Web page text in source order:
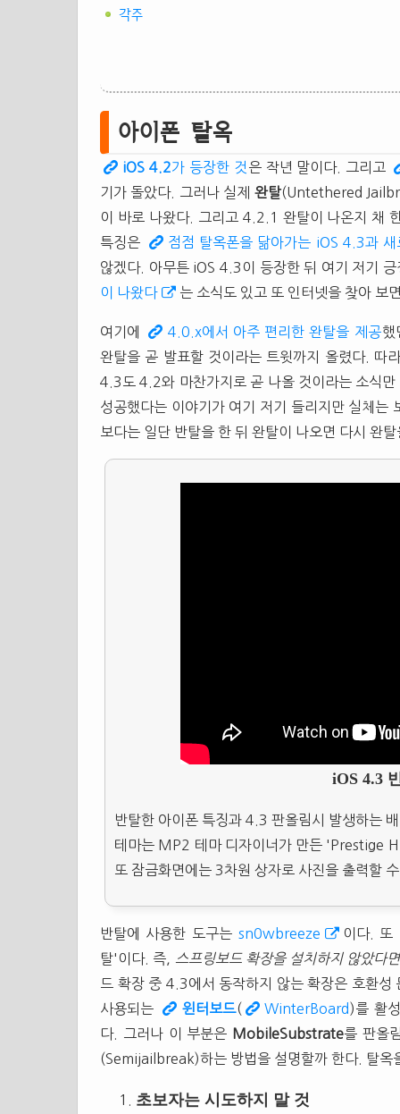
각주
아이폰 탈옥
iOS 4.2가 등장한 것 은 작년 말이다. 그리고
기가 돌았다. 그러나 실제 완탈(Untethered
이 바로 나왔다. 그리고 4.2.1 완탈이 나온지 채
특징은
점점 탈옥폰을 닮아가는 iOS 4.3과 새
않겠다. 아무튼 iOS 4.3이 등장한 뒤 여기 저기
이 나왔다
는 소식도 있고 또 인터넷을 찾아 보
여기에 4.0.x에서 아주 편리한 완탈을 제공
완탈을 곧 발표할 것이라는 트윗까지 올렸다. 따
4.3도 4.2와 마찬가지로 곧 나올 것이라는 소식
성공했다는 이야기가 여기 저기 들리지만 실체
보다는 일단 반탈을 한 뒤 완탈이 나오면 다시 완
iOS 4.3
반탈한 아이폰 특징과 4.3 판올림시 발생하는
테마는 MP2 테마 디자이너가 만든 'Prestige
또 잠금화면에는 3차원 상자로 사진을 출력할
반탈에 사용한 도구는 sn0wbreeze
이다. 또
탈'이다. 즉,
스프링보드 확장을 설치하지 않았다
드 확장 중 4.3에서 동작하지 않는 확장은 호환성
사용되는
윈터보드( WinterBoard )를 활
다. 그러나 이 부분은 MobileSubstrate를 판올
(Semijailbreak)하는 방법을 설명할까 한다. 탈옥
초보자는 시도하지 말 것